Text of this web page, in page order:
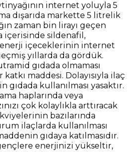
internet yoluyla 5
dışarıda markette 5 litrelik
zaman bin lirayı geçen
içerisinde sildenafil,
içeceklerinin internet
yıllarda da gördük.
gıdada olmaması
maddesi. Dolayısıyla ilaç
gıdada kullanılması yasaktır.
haplarında veya
çok kolaylıkla arttıracak
bazılarında
ilaçlarda kullanılması
gıdaya katılmasıdır.
enerjinizi yükseltir,